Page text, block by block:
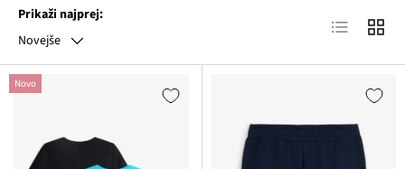
Prikaži najprej:
Novejše
Lista
Novo